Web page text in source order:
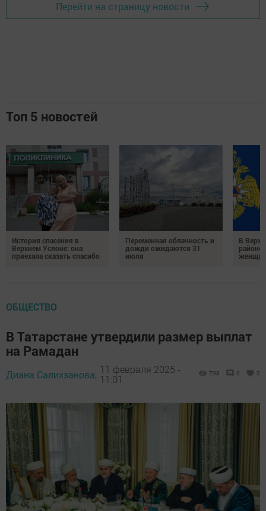
Перейти на страницу новости
Топ 5 новостей
История спасения в
Верхнем Услоне: она
приехала сказать спасибо
Переменная облачность и
дожди ожидаются 31
июля
В
районе
ОБЩЕСТВО
В Татарстане утвердили размер выплат
на Рамадан
Диана Салихзанова, 11 февраля 2025 -
11:01
798 0 0